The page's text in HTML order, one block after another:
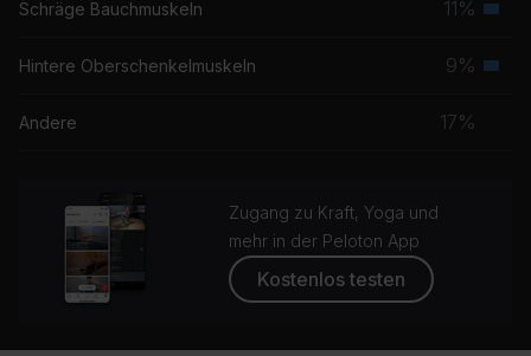
Schräge Bauchmuskeln 11%
Hintere Oberschenkelmuskeln 9%
Andere 17%
Zugang zu Kraft, Yoga und
mehr in der Peloton App
Kostenlos testen